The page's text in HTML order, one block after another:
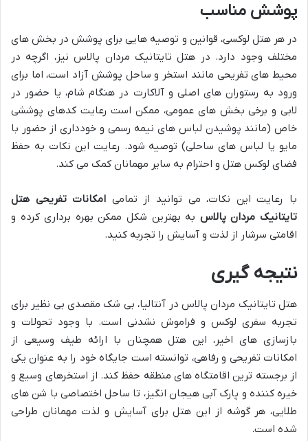
پوشش مناسب
در هر هتل لوکسی، قوانین و توصیه هایی برای پوشش در بخش های
مختلف وجود دارد. در هتل تایتانیک مردان پالاس نیز، اگرچه در
محیط های تفریحی مانند استخر و ساحل پوشش آزاد است، اما برای
ورود به رستوران های اصلی و آلاکارت در هنگام شام، یا حضور در
لابی و برخی بخش های عمومی، ممکن است رعایت کدهای پوششی
خاص (مانند پوشیدن لباس های نیمه رسمی و خودداری از حضور با
مایو یا لباس های ساحلی) توصیه شود. رعایت این نکات به حفظ
فضای لوکس هتل و احترام به سایر مهمانان کمک می کند.
با رعایت این نکات، می توانید از تمامی امکانات تفریحی هتل
تایتانیک مردان پالاس به بهترین شکل ممکن بهره برداری کرده و
اقامتی سرشار از لذت و آسایش را تجربه کنید.
نتیجه گیری
هتل تایتانیک مردان پالاس در آنتالیا، بی شک مقصدی بی نظیر برای
تجربه سفری لوکس و فراموش نشدنی است. با وجود تحولات و
بازسازی های اخیر، این هتل همچنان با ارائه طیف وسیعی از
امکانات تفریحی و رفاهی، توانسته است جایگاه خود را به عنوان یکی
از برجسته ترین اقامتگاه های منطقه حفظ کند. از استخرهای وسیع و
خیره کننده و پارک آبی هیجان انگیز، تا ساحل اختصاصی با شن های
طلایی، هر گوشه از این هتل برای آسایش و لذت مهمانان طراحی
شده است.